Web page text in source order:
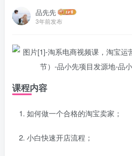
品先先
3年前发布
课程内容
如何做一个合格的淘宝卖家；
小白快速开店流程；